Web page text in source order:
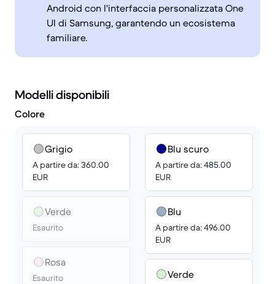
Android con l'interfaccia personalizzata One
UI di Samsung, garantendo un ecosistema
familiare.
Modelli disponibili
Colore
Grigio
A partire da: 360.00
EUR
Verde
Esaurito
Rosa
Esaurito
Blu scuro
A partire da: 485.00
EUR
Blu
A partire da: 496.00
EUR
Verde